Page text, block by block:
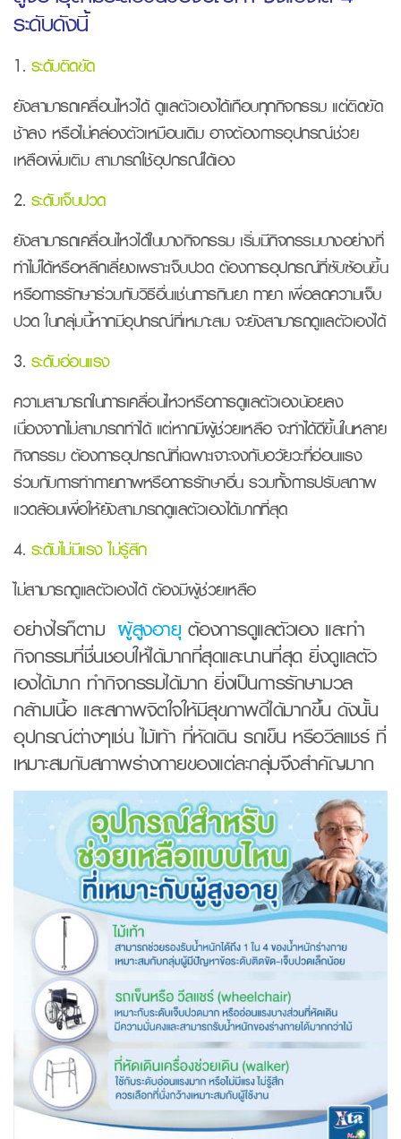
ระดับดังนี้
1. ระดับติดขัด
ยังสามารถเคลื่อนไหวได้ ดูแลตัวเองได้เกือบทุกกิจกรรม แต่ติดขัด
ช้าลง หรือไม่คล่องตัวเหมือนเดิม อาจต้องการอุปกรณ์ช่วย
เหลือเพิ่มเติม สามารถใช้อุปกรณ์ได้เอง
2. ระดับเจ็บปวด
ยังสามารถเคลื่อนไหวได้ในบางกิจกรรม เริ่มมีกิจกรรมบางอย่างที่
ทำไม่ได้หรือหลีกเลี่ยงเพราะเจ็บปวด ต้องการอุปกรณ์ที่ซับซ้อนขึ้น
หรือการรักษาร่วมกับวิธีอื่นเช่นการกินยา ทายา เพื่อลดความเจ็บ
ปวด ในกลุ่มนี้หากมีอุปกรณ์ที่เหมาะสม จะยังสามารถดูแลตัวเองได้
3. ระดับอ่อนแรง
ความสามารถในการเคลื่อนไหวหรือการดูแลตัวเองน้อยลง
เนื่องจากไม่สามารถทำได้ แต่หากมีผู้ช่วยเหลือ จะทำได้ดีขึ้นในหลาย
กิจกรรม ต้องการอุปกรณ์ที่เฉพาะเจาะจงกับอวัยวะที่อ่อนแรง
ร่วมกับการทำกายภาพหรือการรักษาอื่น รวมทั้งการปรับสภาพ
แวดล้อมเพื่อให้ยังสามารถดูแลตัวเองได้มากที่สุด
4. ระดับไม่มีแรง ไม่รู้สึก
ไม่สามารถดูแลตัวเองได้ ต้องมีผู้ช่วยเหลือ
อย่างไรก็ตาม ผู้สูงอายุต้องการดูแลตัวเอง และทำ
กิจกรรมที่ชื่นชอบให้ได้มากที่สุดและนานที่สุด ยิ่งดูแลตัว
เองได้มาก ทำกิจกรรมได้มาก ยิ่งเป็นการรักษามวล
กล้ามเนื้อ และสภาพจิตใจให้มีสุขภาพดีได้มากขึ้น ดังนั้น
อุปกรณ์ต่างๆเช่น ไม้เท้า ที่หัดเดิน รถเข็น หรือวีลแชร์ ที่
เหมาะสมกับสภาพร่างกายของแต่ละกลุ่มจึงสำคัญมาก